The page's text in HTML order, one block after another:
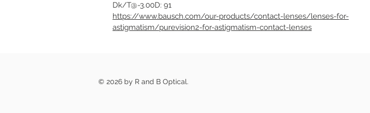
Dk/T@-3.00D: 91
https://www.bausch.com/our-products/contact-lenses/lenses-for-
astigmatism/purevision2-for-astigmatism-contact-lenses
© 2026 by R and B Optical.